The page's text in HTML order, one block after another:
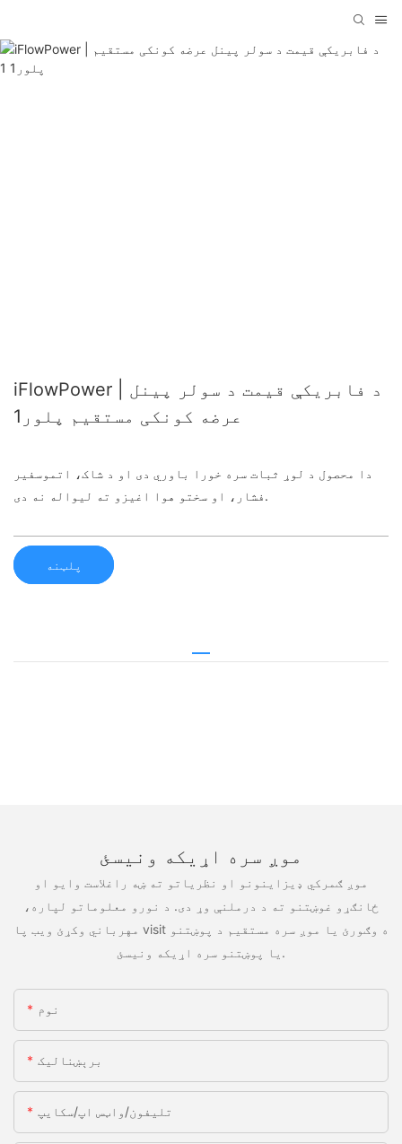
iFlowPower | د فابریکې قیمت د سولر پینل
عرضه کونکی مستقیم پلور1
دا محصول د لوړ ثبات سره خورا باوري دی او د شاک، اتموسفیر
فشار، او سختو هوا اغیزو ته لیواله نه دی.
پلټنه
موږ سره اړیکه ونیسئ
موږ ګمرکي ډیزاینونو او نظریاتو ته ښه راغلاست وایو او
ځانګړو غوښتنو ته د درملنې وړ دی. د نورو معلوماتو لپاره،
مهرباني وکړئ ویب پا visit ه وګورئ یا موږ سره مستقیم د پوښتنو
یا پوښتنو سره اړیکه ونیسئ.
نوم
برېښنالیک
تلیفون/واټس اپ/سکایپ